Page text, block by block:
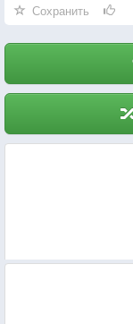
на необозримую
стороны — воля
дойдешь; это
наша
Сохранить